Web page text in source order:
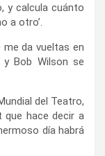
y calcula cuánto
a otro’.
me da vueltas en
y Bob Wilson se
del Teatro,
que hace decir a
día habrá